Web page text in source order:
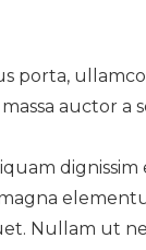
porta,
auctor a
Nullam ut